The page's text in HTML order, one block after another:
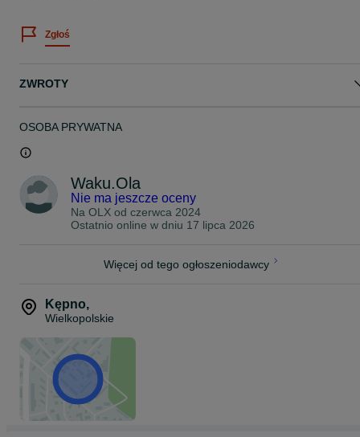
Zgłoś
ZWROTY
OSOBA PRYWATNA
Waku.Ola
Nie ma jeszcze oceny
Na OLX od czerwca 2024
Ostatnio online w dniu 17 lipca 2026
Więcej od tego ogłoszeniodawcy
Kępno,
Wielkopolskie